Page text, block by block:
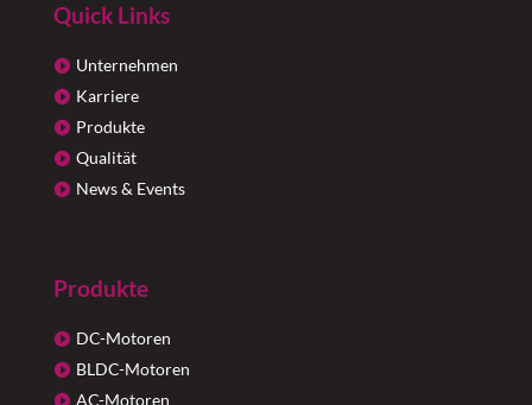
Quick Links
Unternehmen
Karriere
Produkte
Qualität
News & Events
Produkte
DC-Motoren
BLDC-Motoren
AC-Motoren